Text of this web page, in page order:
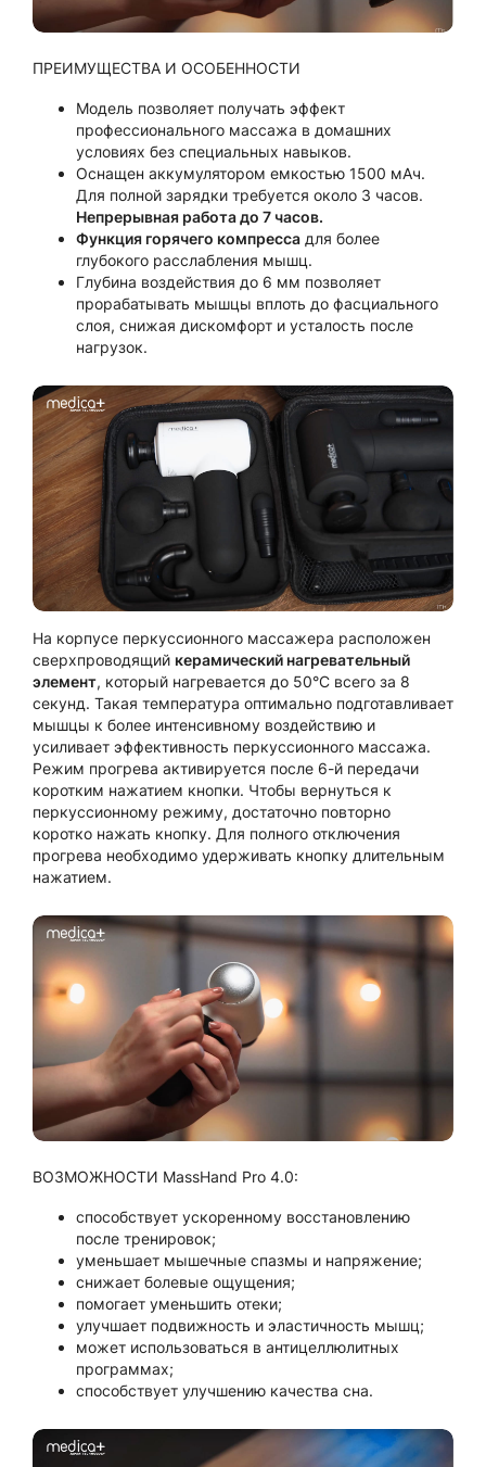
ПРЕИМУЩЕСТВА И ОСОБЕННОСТИ
Модель позволяет получать эффект
профессионального массажа в домашних
условиях без специальных навыков.
Оснащен аккумулятором емкостью 1500 мАч.
Для полной зарядки требуется около 3 часов.
Непрерывная работа до 7 часов.
Функция горячего компресса для более
глубокого расслабления мышц.
Глубина воздействия до 6 мм позволяет
прорабатывать мышцы вплоть до фасциального
слоя, снижая дискомфорт и усталость после
нагрузок.
На корпусе перкуссионного массажера расположен
сверхпроводящий керамический нагревательный
элемент, который нагревается до 50°C всего за 8
секунд. Такая температура оптимально подготавливает
мышцы к более интенсивному воздействию и
усиливает эффективность перкуссионного массажа.
Режим прогрева активируется после 6-й передачи
коротким нажатием кнопки. Чтобы вернуться к
перкуссионному режиму, достаточно повторно
коротко нажать кнопку. Для полного отключения
прогрева необходимо удерживать кнопку длительным
нажатием.
ВОЗМОЖНОСТИ MassHand Pro 4.0:
способствует ускоренному восстановлению
после тренировок;
уменьшает мышечные спазмы и напряжение;
снижает болевые ощущения;
помогает уменьшить отеки;
улучшает подвижность и эластичность мышц;
может использоваться в антицеллюлитных
программах;
способствует улучшению качества сна.